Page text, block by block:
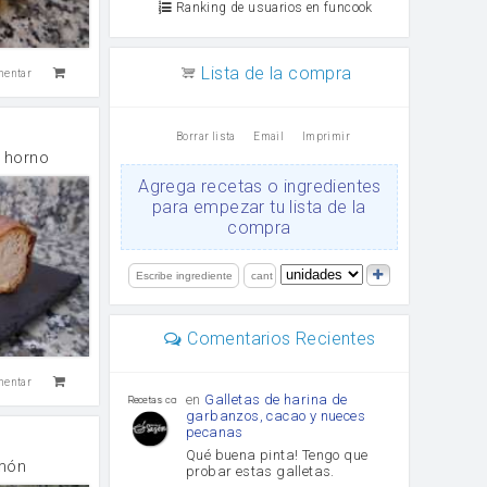
Ranking de usuarios en funcook
Lista de la compra
Borrar lista Email Imprimir
Agrega recetas o ingredientes
para empezar tu lista de la
compra
Comentarios Recientes
Recetas con sazon
en Galletas de harina de
garbanzos, cacao y nueces
pecanas
Qué buena pinta! Tengo que
probar estas galletas.